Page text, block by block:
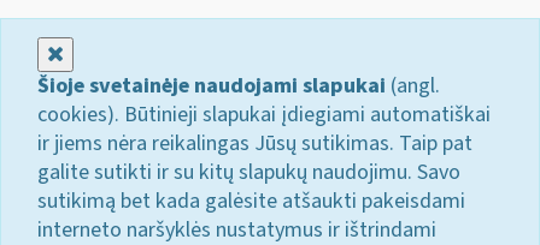
Šioje svetainėje naudojami slapukai (angl.
cookies). Būtinieji slapukai įdiegiami automatiškai
ir jiems nėra reikalingas Jūsų sutikimas. Taip pat
galite sutikti ir su kitų slapukų naudojimu. Savo
sutikimą bet kada galėsite atšaukti pakeisdami
interneto naršyklės nustatymus ir ištrindami